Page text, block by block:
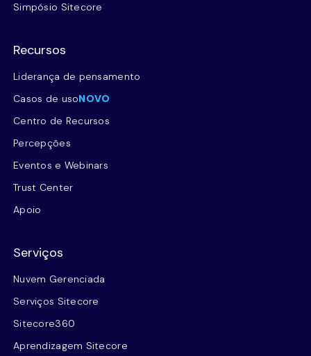
Simpósio Sitecore
Recursos
Liderança de pensamento
Casos de usoNOVO
Centro de Recursos
Percepções
Eventos e Webinars
Trust Center
Apoio
Serviços
Nuvem Gerenciada
Serviços Sitecore
Sitecore360
Aprendizagem Sitecore